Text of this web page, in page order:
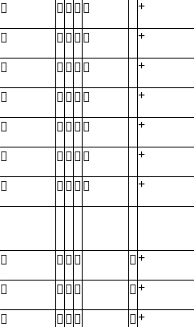
     +
     +
     +
     +
     +
     +
     +
    +
    +
    +